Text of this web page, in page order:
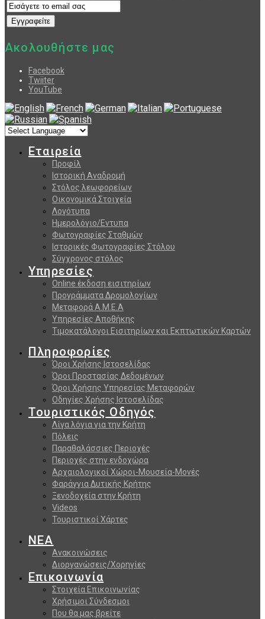
Ακολουθήστε μας
Facebook
Twiiter
YouTube
Εταιρεία
Προφίλ
Ιστορική Αναδρομή
Στόλος λεωφορείων
Οικονομικά Στοιχεία
Λογότυπα
Ημερολόγιο/Εντυπα
Φωτογραφίες Σταθμών
Ιστορικές Φωτογραφίες Στόλου
Σύγχρονος στόλος
Υπηρεσίες
Online έκδοση εισιτηρίων
Προγράμματα Δρομολογίων
Μεταφορά Α.Μ.Ε.Α
Υπηρεσίες Αποθήκης
Τιμοκατάλογοι Εισιτηρίων και Εκπτωτικών Καρτών
Πληροφορίες
Όροι Χρήσης Ιστοσελίδας
Όροι Προστασίας Δεδομένων
Όροι Χρήσης Υπηρεσίας Μεταφορών
Οδηγίες Χρήσης Ιστοσελίδας
Τουριστικός Οδηγός
Λίγα λόγια για την Κρήτη
Πόλεις
Παραθαλάσσιες Περιοχές
Περιοχές στην ενδοχώρα
Αρχαιολογικοί Χώροι-Μουσεία-Μονές
Φαράγγια Δυτικής Κρήτης
Ξενοδοχεία στην Κρήτη
Videos
Τουριστικοί Χάρτες
ΝΕΑ
Ανακοινώσεις
Διοργανώσεις/Χορηγίες
Επικοινωνία
Στοιχεία Επικοινωνίας
Χρήσιμοι Σύνδεσμοι
Που θα μας βρείτε